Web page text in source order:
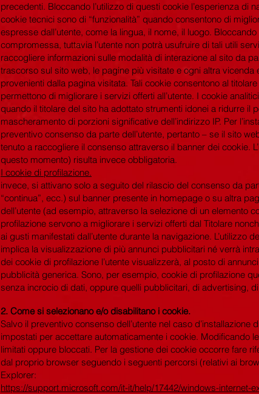
precedenti. Bloccando l’utilizzo di questi cookie l’esperienza di
cookie tecnici sono di “funzionalità” quando consentono di
espresse dall’utente, come la lingua, il nome, il luogo.
compromessa, tuttavia l’utente non potrà usufruire di tali utili
raccogliere informazioni sulle modalità di interazione al sito da
trascorso sul sito web, le pagine più visitate e ogni altra
provenienti dalla pagina visitata. Tali cookie consentono al
permettono di migliorare i servizi offerti all’utente. I cookie
quando il titolare del sito ha adottato strumenti idonei a ridurre il
mascheramento di porzioni significative dell’indirizzo IP. Per
preventivo consenso da parte dell’utente, pertanto – se il sito
tenuto a raccogliere il consenso attraverso il banner dei cookie.
questo momento) risulta invece obbligatoria.
I cookie di profilazione.
invece, si attivano solo a seguito del rilascio del consenso da
“continua”, ecc.) sul banner presente in homepage o su altra
dell’utente (ad esempio, attraverso la selezione di un elemento
profilazione servono a migliorare i servizi offerti dal Titolare
ai gusti manifestati dall’utente durante la navigazione. L’utilizzo
implica la visualizzazione di più annunci pubblicitari né verrà
dei cookie di profilazione l’utente visualizzerà, al posto di
pubblicità generica. Sono, per esempio, cookie di profilazione
senza incrocio di dati, oppure quelli pubblicitari, di advertising,
2. Come si selezionano e/o disabilitano i cookie.
Salvo il preventivo consenso dell’utente nel caso
impostati per accettare automaticamente i cookie. Modificando
limitati oppure bloccati. Per la gestione dei cookie occorre fare
dal proprio browser seguendo i seguenti percorsi (relativi ai
Explorer:
https://support.microsoft.com/it-it/help/17442/windows-internet-